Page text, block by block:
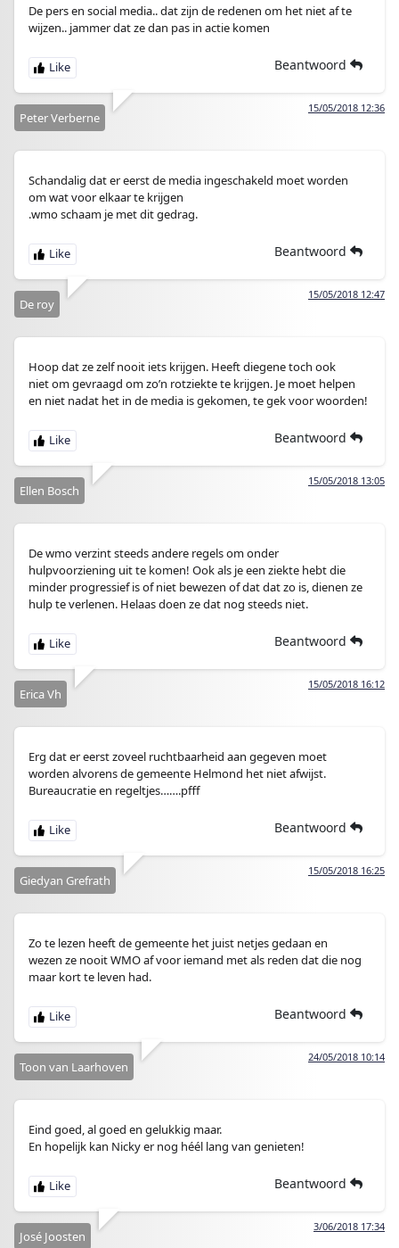
De pers en social media.. dat zijn de redenen om het niet af te
wijzen.. jammer dat ze dan pas in actie komen
Beantwoord
15/05/2018 12:36
Peter Verberne
Schandalig dat er eerst de media ingeschakeld moet worden
om wat voor elkaar te krijgen
.wmo schaam je met dit gedrag.
Beantwoord
15/05/2018 12:47
De roy
Hoop dat ze zelf nooit iets krijgen. Heeft diegene toch ook
niet om gevraagd om zo’n rotziekte te krijgen. Je moet helpen
en niet nadat het in de media is gekomen, te gek voor woorden!
Beantwoord
15/05/2018 13:05
Ellen Bosch
De wmo verzint steeds andere regels om onder
hulpvoorziening uit te komen! Ook als je een ziekte hebt die
minder progressief is of niet bewezen of dat dat zo is, dienen ze
hulp te verlenen. Helaas doen ze dat nog steeds niet.
Beantwoord
15/05/2018 16:12
Erica Vh
Erg dat er eerst zoveel ruchtbaarheid aan gegeven moet
worden alvorens de gemeente Helmond het niet afwijst.
Bureaucratie en regeltjes…….pfff
Beantwoord
15/05/2018 16:25
Giedyan Grefrath
Zo te lezen heeft de gemeente het juist netjes gedaan en
wezen ze nooit WMO af voor iemand met als reden dat die nog
maar kort te leven had.
Beantwoord
24/05/2018 10:14
Toon van Laarhoven
Eind goed, al goed en gelukkig maar.
En hopelijk kan Nicky er nog héél lang van genieten!
Beantwoord
3/06/2018 17:34
José Joosten